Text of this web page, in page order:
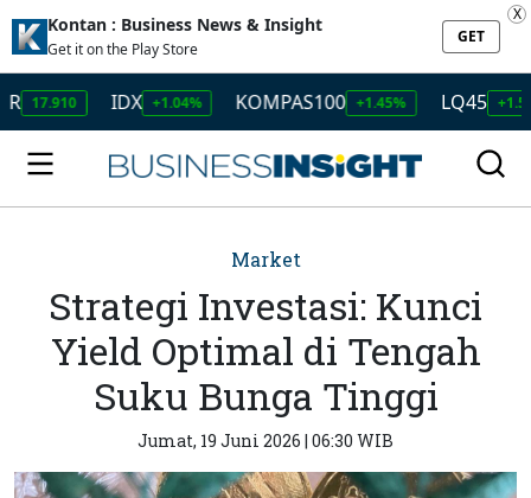
Kontan : Business News & Insight
Get it on the Play Store
GET
X
IDX +1.04% KOMPAS100 +1.45% LQ45 +1.50%
Market
Strategi Investasi: Kunci
Yield Optimal di Tengah
Suku Bunga Tinggi
Jumat, 19 Juni 2026 | 06:30 WIB